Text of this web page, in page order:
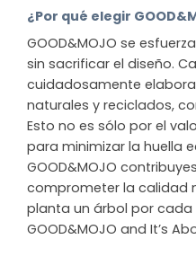
¿Por qué elegir
GOOD&MOJO se
sin sacrificar el diseño.
cuidadosamente
naturales y reciclados,
Esto no es sólo por el
para minimizar la huella
GOOD&MOJO
comprometer la calidad
planta un árbol por
GOOD&MOJO and It’s